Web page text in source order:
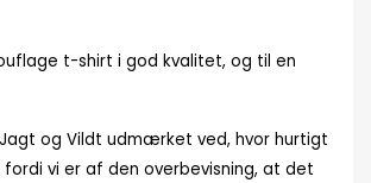
t-shirt i god kvalitet, og til en
og Vildt udmærket ved, hvor hurtigt
fordi vi er af den overbevisning, at det